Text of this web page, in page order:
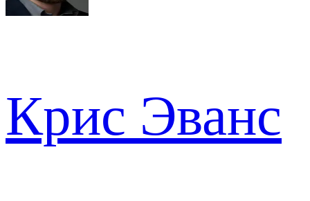
Крис Эванс